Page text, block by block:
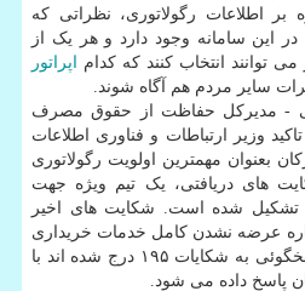
بر اطلاعات رگولاتوری، نظراتی که
این سامانه وجود دارد و هر یک از
توانند انتخاب کنند که کدام
اپراتور
سایر مردم هم آگاه شوند.
- مدیرکل حفاظت از حقوق مصرف
وزیر ارتباطات و فناوری اطلاعات
مهمترین اولویت رگولاتوری
های دریافتی، یک تیم ویژه جهت
تشکیل شده است. شکایت های اخیر
عرضه نشدن کامل خدمات خریداری
شده که در سامانه ثبت و پاسخگوئی به شکایات ۱۹۵ درج شده اند با
پاسخ داده می شود.